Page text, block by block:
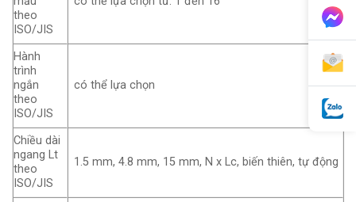
theo
ISO/JIS
Hành
trình
ngắn
theo
ISO/JIS
có thể lựa chọn
Chiều dài
ngang Lt
theo
ISO/JIS
1.5 mm, 4.8 mm, 15 mm, N x Lc, biến thiên, tự động